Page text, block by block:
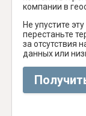
компании в
Не упустите
перестаньте
за отсутствия
данных или